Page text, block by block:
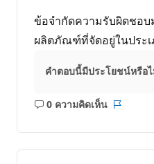
ข้อจำกัดความรับผิดชอบ
ผลิตภัณฑ์ที่จัดอยู่ในประ
คำตอบนี้มีประโยชน์หรือ
0 ความคิดเห็น
ไม่มี